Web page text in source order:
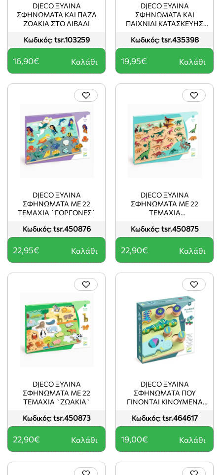
Κωδικός: tsr.103259
DJECO ΞΎΛΙΝΑ
ΣΦΗΝΏΜΑΤΑ ΚΑΙ ΠΑΖΛ
ΖΩΆΚΙΑ ΣΤΟ ΛΙΒΆΔΙ
16,90€ Καλάθι
Κωδικός: tsr.435398
DJECO ΞΎΛΙΝΑ
ΣΦΗΝΏΜΑΤΑ ΚΑΙ
ΠΑΙΧΝΊΔΙ ΚΑΤΑΣΚΕΥΉΣ
19,95€ Καλάθι
Κωδικός: tsr.450876
DJECO ΞΎΛΙΝΑ
ΣΦΗΝΏΜΑΤΑ ΜΕ 22
ΤΕΜΆΧΙΑ `ΓΟΡΓΌΝΕΣ`
22,95€ Καλάθι
Κωδικός: tsr.450875
DJECO ΞΎΛΙΝΑ
ΣΦΗΝΏΜΑΤΑ ΜΕ 22
ΤΕΜΆΧΙΑ
22,90€ Καλάθι
Κωδικός: tsr.450873
DJECO ΞΎΛΙΝΑ
ΣΦΗΝΏΜΑΤΑ ΜΕ 22
ΤΕΜΆΧΙΑ `ΖΩΆΚΙΑ`
22,90€ Καλάθι
Κωδικός: tsr.464617
DJECO ΞΎΛΙΝΑ
ΣΦΗΝΏΜΑΤΑ ΠΟΥ
ΓΊΝΟΝΤΑΙ ΚΙΝΟΎΜΕΝΑ
19,00€ Καλάθι